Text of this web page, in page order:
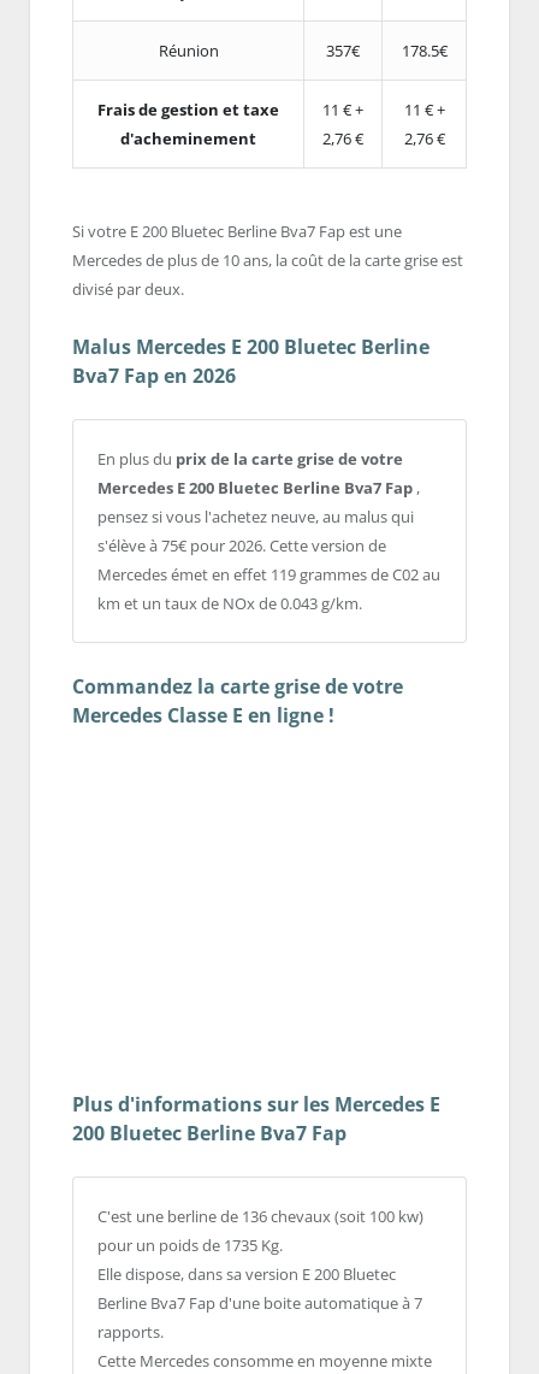
Réunion 357€ 178.5€
Frais de gestion et taxe
d'acheminement
11 € +
2,76 €
11 € +
2,76 €
Si votre E 200 Bluetec Berline Bva7 Fap est une
Mercedes de plus de 10 ans, la coût de la carte grise est
divisé par deux.
Malus Mercedes E 200 Bluetec Berline
Bva7 Fap en 2026
En plus du prix de la carte grise de votre
Mercedes E 200 Bluetec Berline Bva7 Fap ,
pensez si vous l'achetez neuve, au malus qui
s'élève à 75€ pour 2026. Cette version de
Mercedes émet en effet 119 grammes de C02 au
km et un taux de NOx de 0.043 g/km.
Commandez la carte grise de votre
Mercedes Classe E en ligne !
Plus d'informations sur les Mercedes E
200 Bluetec Berline Bva7 Fap
C'est une berline de 136 chevaux (soit 100 kw)
pour un poids de 1735 Kg.
Elle dispose, dans sa version E 200 Bluetec
Berline Bva7 Fap d'une boite automatique à 7
rapports.
Cette Mercedes consomme en moyenne mixte